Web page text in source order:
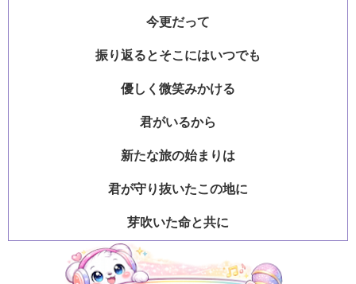
今更だって
振り返るとそこにはいつでも
優しく微笑みかける
君がいるから
新たな旅の始まりは
君が守り抜いたこの地に
芽吹いた命と共に